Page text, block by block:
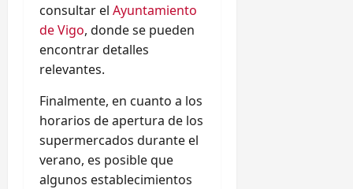
consultar el Ayuntamiento
de Vigo, donde se pueden
encontrar detalles
relevantes.
Finalmente, en cuanto a los
horarios de apertura de los
supermercados durante el
verano, es posible que
algunos establecimientos